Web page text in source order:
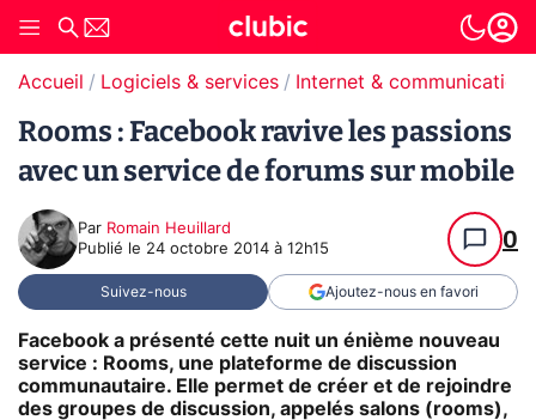
Accueil Logiciels & services Internet & communication
Rooms : Facebook ravive les passions
avec un service de forums sur mobile
Par Romain Heuillard
Publié le 24 octobre 2014 à 12h15 0
Suivez-nous Ajoutez-nous en favori
Facebook a présenté cette nuit un énième nouveau
service : Rooms, une plateforme de discussion
communautaire. Elle permet de créer et de rejoindre
des groupes de discussion, appelés salons (rooms),